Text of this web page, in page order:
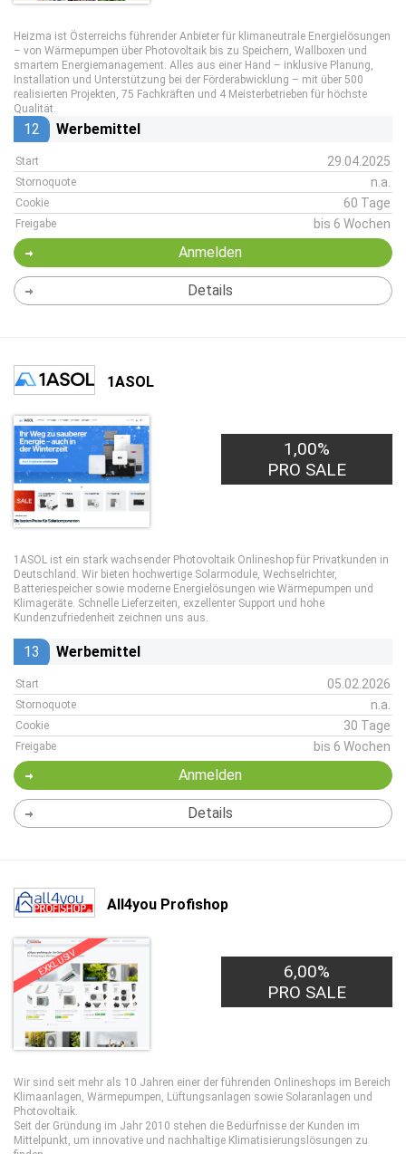
Heizma ist Österreichs führender Anbieter für klimaneutrale Energielösungen
– von Wärmepumpen über Photovoltaik bis zu Speichern, Wallboxen und
smartem Energiemanagement. Alles aus einer Hand – inklusive Planung,
Installation und Unterstützung bei der Förderabwicklung – mit über 500
realisierten Projekten, 75 Fachkräften und 4 Meisterbetrieben für höchste
Qualität.
12 Werbemittel
Start 29.04.2025
Stornoquote n.a.
Cookie 60 Tage
Freigabe bis 6 Wochen
Anmelden
Details
1ASOL
1,00%
PRO SALE
1ASOL ist ein stark wachsender Photovoltaik Onlineshop für Privatkunden in
Deutschland. Wir bieten hochwertige Solarmodule, Wechselrichter,
Batteriespeicher sowie moderne Energielösungen wie Wärmepumpen und
Klimageräte. Schnelle Lieferzeiten, exzellenter Support und hohe
Kundenzufriedenheit zeichnen uns aus.
13 Werbemittel
Start 05.02.2026
Stornoquote n.a.
Cookie 30 Tage
Freigabe bis 6 Wochen
Anmelden
Details
All4you Profishop
EXKLUSIV
35,00€
PRO LEAD
6,00%
PRO SALE
Wir sind seit mehr als 10 Jahren einer der führenden Onlineshops im Bereich
Klimaanlagen, Wärmepumpen, Lüftungsanlagen sowie Solaranlagen und
Photovoltaik.
Seit der Gründung im Jahr 2010 stehen die Bedürfnisse der Kunden im
Mittelpunkt, um innovative und nachhaltige Klimatisierungslösungen zu